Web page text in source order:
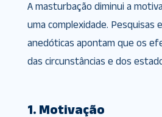
A masturbação diminui a
uma complexidade. Pesquisas
anedóticas apontam que os
das circunstâncias e dos
1. Motivação